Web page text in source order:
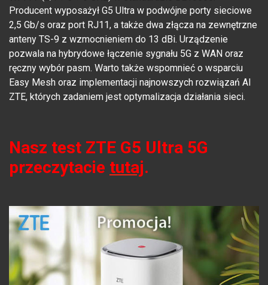
Producent wyposażył G5 Ultra w podwójne porty sieciowe
2,5 Gb/s oraz port RJ11, a także dwa złącza na zewnętrzne
anteny TS-9 z wzmocnieniem do 13 dBi. Urządzenie
pozwala na hybrydowe łączenie sygnału 5G z WAN oraz
ręczny wybór pasm. Warto także wspomnieć o wsparciu
Easy Mesh oraz implementacji najnowszych rozwiązań AI
ZTE, których zadaniem jest optymalizacja działania sieci.
Nasz test ZTE G5 Ultra 5G
przeczytacie tutaj.